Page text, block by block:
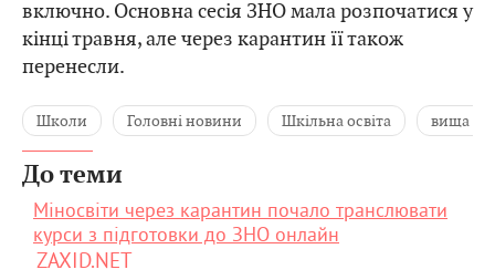
включно. Основна сесія ЗНО мала розпочатися у
кінці травня, але через карантин її також
перенесли.
Школи Головні новини Шкільна освіта вища
До теми
Міносвіти через карантин почало транслювати
курси з підготовки до ЗНО онлайн
ZAXID.NET